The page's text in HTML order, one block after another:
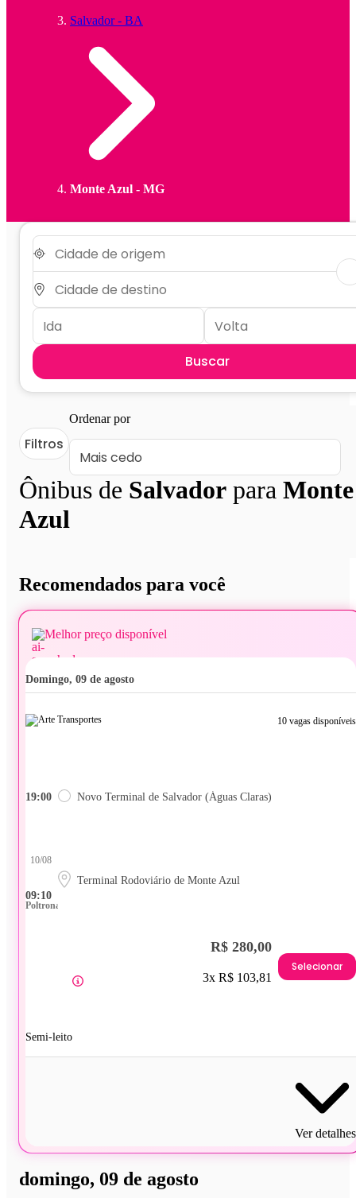
Salvador - BA
Monte Azul - MG
Buscar
Ônibus de Salvador para Monte
Azul
Filtros
Ordenar por
Recomendados para você
Melhor preço disponível
domingo, 09 de agosto
10 vagas disponíveis
19:00 Novo Terminal de Salvador (Águas Claras)
09:10
10/08
Terminal Rodoviário de Monte Azul
Poltrona
Semi-leito
R$ 280,00
3x R$ 103,81
Selecionar
Ver detalhes
domingo, 09 de agosto